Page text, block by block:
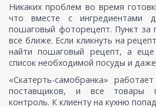
Никаких проблем во время
что вместе с ингредиентами
пошаговый фоторецепт. Пункт за
все ближе. Если кликнуть на
найти пошаговый рецепт, а еще
список необходимой посуды и
«Скатерть-самобранка»
поставщиков, и все товары
контроль. К клиенту на кухню